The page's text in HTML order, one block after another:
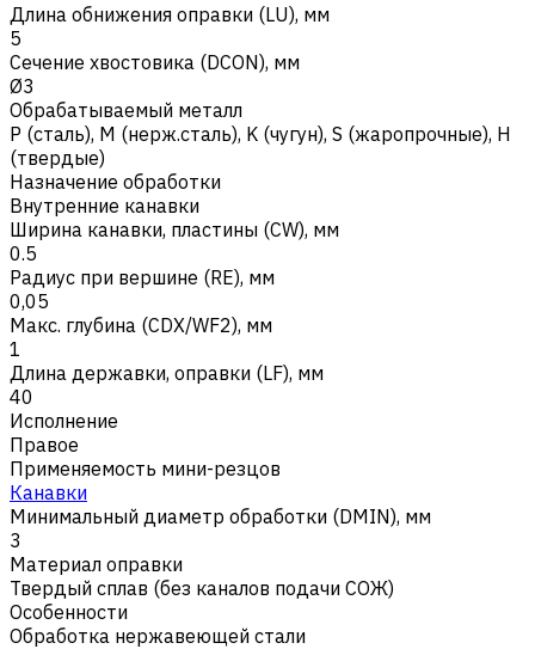
Длина обнижения оправки (LU), мм
5
Сечение хвостовика (DCON), мм
Ø3
Обрабатываемый металл
Р (сталь), M (нерж.сталь), K (чугун), S (жаропрочные), H
(твердые)
Назначение обработки
Внутренние канавки
Ширина канавки, пластины (CW), мм
0.5
Радиус при вершине (RE), мм
0,05
Макс. глубина (CDX/WF2), мм
1
Длина державки, оправки (LF), мм
40
Исполнение
Правое
Применяемость мини-резцов
Канавки
Минимальный диаметр обработки (DMIN), мм
3
Материал оправки
Твердый сплав (без каналов подачи СОЖ)
Особенности
Обработка нержавеющей стали